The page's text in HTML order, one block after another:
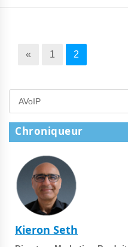
« 1 2
Chroniqueur
Kieron Seth